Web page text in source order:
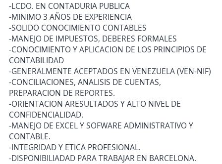
-LCDO. EN CONTADURIA PUBLICA
-MINIMO 3 AÑOS DE EXPERIENCIA
-SOLIDO CONOCIMIENTO CONTABLES
-MANEJO DE IMPUESTOS, DEBERES FORMALES
-CONOCIMIENTO Y APLICACION DE LOS PRINCIPIOS DE
CONTABILIDAD
-GENERALMENTE ACEPTADOS EN VENEZUELA (VEN-NIF)
-CONCILIACIONES, ANALISIS DE CUENTAS,
PREPARACION DE REPORTES.
-ORIENTACION ARESULTADOS Y ALTO NIVEL DE
CONFIDENCIALIDAD.
-MANEJO DE EXCEL Y SOFWARE ADMINISTRATIVO Y
CONTABLE.
-INTEGRIDAD Y ETICA PROFESIONAL.
-DISPONIBILIADAD PARA TRABAJAR EN BARCELONA.